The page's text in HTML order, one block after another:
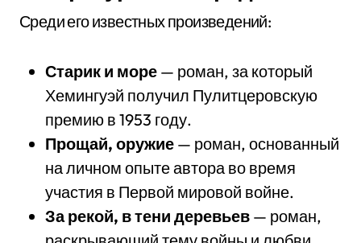
Среди его известных произведений:
Старик и море — роман, за который
Хемингуэй получил Пулитцеровскую
премию в 1953 году.
Прощай, оружие — роман, основанный
на личном опыте автора во время
участия в Первой мировой войне.
За рекой, в тени деревьев — роман,